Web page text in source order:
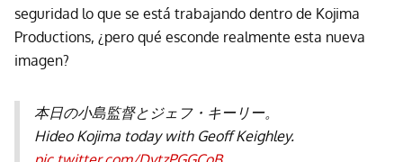
seguridad lo que se está trabajando dentro de Kojima
Productions, ¿pero qué esconde realmente esta nueva
imagen?
本日の小島監督とジェフ・キーリー。
Hideo Kojima today with Geoff Keighley.